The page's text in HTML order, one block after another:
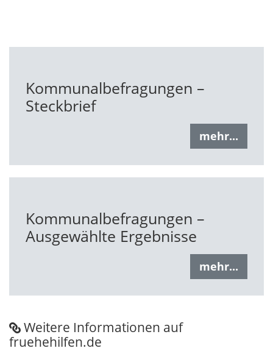
Kommunalbefragungen –
Steckbrief
mehr...
Kommunalbefragungen –
Ausgewählte Ergebnisse
mehr...
Weitere Informationen auf
fruehehilfen.de